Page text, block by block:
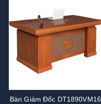
Bàn Giám Đốc DT1890VM16,